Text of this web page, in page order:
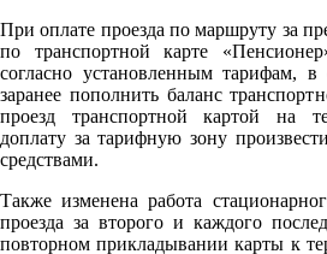
При оплате проезда по маршруту за
по транспортной карте
согласно установленным тарифам,
заранее пополнить баланс
проезд транспортной картой на
доплату за тарифную зону
средствами.
Также изменена работа
проезда за второго и каждого
повторном прикладывании карты к